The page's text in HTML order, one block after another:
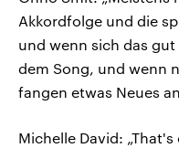
Akkordfolge und die
und wenn sich das
dem Song, und wenn
fangen etwas Neues
Michelle David: „That's